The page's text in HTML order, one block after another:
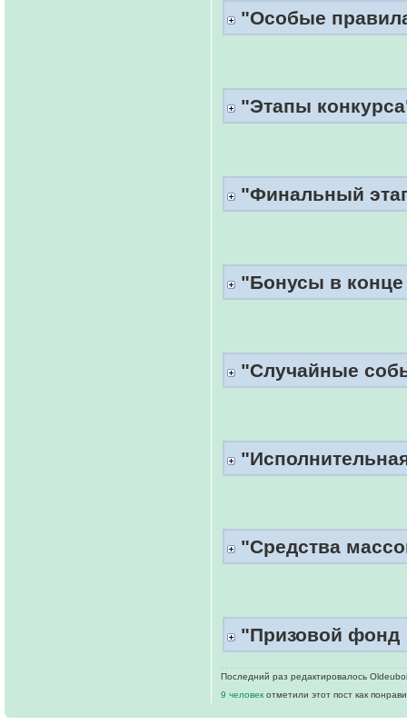
"Особые
"Этапы
"Финальный
"Бонусы в конце
"Случайные
"Средства
"Призовой фонд
Последний раз редактировалось
9 человек отметили этот пост как